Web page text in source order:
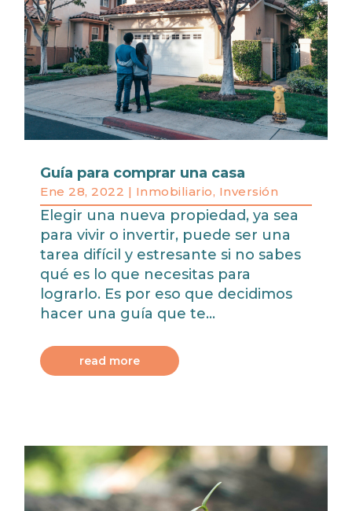
Guía para comprar una casa
Ene 28, 2022 | Inmobiliario, Inversión
Elegir una nueva propiedad, ya sea
para vivir o invertir, puede ser una
tarea difícil y estresante si no sabes
qué es lo que necesitas para
lograrlo. Es por eso que decidimos
hacer una guía que te...
read more